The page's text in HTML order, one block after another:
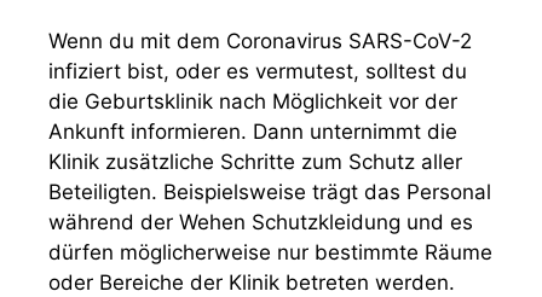
Wenn du mit dem Coronavirus SARS-CoV-2
infiziert bist, oder es vermutest, solltest du
die Geburtsklinik nach Möglichkeit vor der
Ankunft informieren. Dann unternimmt die
Klinik zusätzliche Schritte zum Schutz aller
Beteiligten. Beispielsweise trägt das Personal
während der Wehen Schutzkleidung und es
dürfen möglicherweise nur bestimmte Räume
oder Bereiche der Klinik betreten werden.